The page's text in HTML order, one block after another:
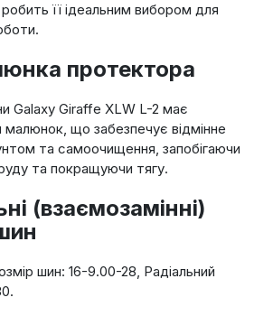
її ідеальним вибором для
протектора
Galaxy Giraffe XLW L-2 має
малюнок, що забезпечує відмінне
та самоочищення, запобігаючи
та покращуючи тягу.
(взаємозамінні)
шин: 16-9.00-28, Радіальний